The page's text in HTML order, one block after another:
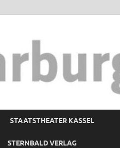
STAATSTHEATER KASSEL
STERNBALD VERLAG